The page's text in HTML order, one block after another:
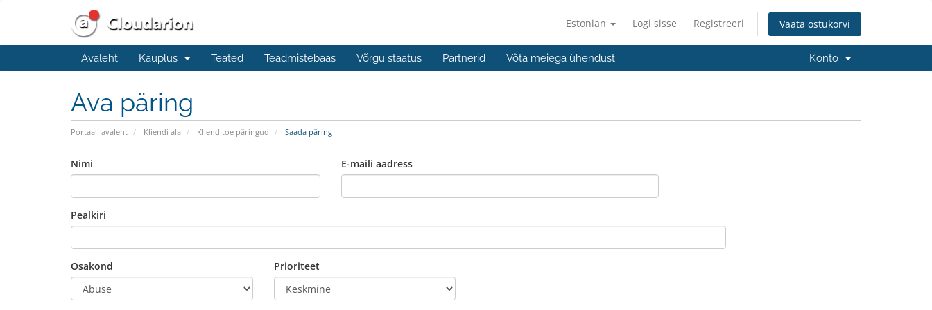
Estonian Logi sisse Registreeri Vaata ostukorvi
Avaleht Kauplus Teated Teadmistebaas Võrgu staatus Partnerid Võta meiega ühendust Konto
Ava päring
Portaali avaleht Kliendi ala Klienditoe päringud Saada päring
Nimi E-maili aadress
Pealkiri
Osakond Prioriteet